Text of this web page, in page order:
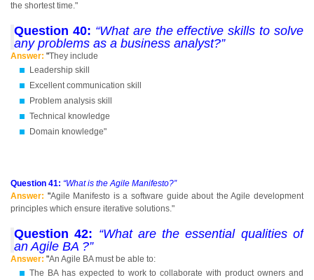
the shortest time."
Question 40: “What are the effective skills to solve
any problems as a business analyst?”
Answer: "They include
Leadership skill
Excellent communication skill
Problem analysis skill
Technical knowledge
Domain knowledge"
Question 41: “What is the Agile Manifesto?”
Answer: "Agile Manifesto is a software guide about the Agile development
principles which ensure iterative solutions."
Question 42: “What are the essential qualities of
an Agile BA ?”
Answer: "An Agile BA must be able to:
The BA has expected to work to collaborate with product owners and